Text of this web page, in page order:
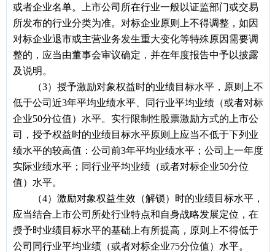
或者企业名单。上市公司所在行业一般以证监部门或交易
所发布的行业分类为准。对标企业原则上不得调整，如因
对标企业退市或主营业务发生重大变化等特殊原因需要调
整的，应当由董事会审议确定，并在年度报告中予以披露
及说明。
（3）授予激励对象权益时的业绩目标水平，原则上不
低于公司近3年平均业绩水平、同行业平均业绩（或者对标
企业50分位值）水平。实行限制性股票激励方式的上市公
司，授予权益时的业绩目标水平原则上应当不低于下列业
绩水平的较高值：公司前3年平均业绩水平；公司上一年度
实际业绩水平；同行业平均业绩（或者对标企业50分位
值）水平。
（4）激励对象权益生效（解锁）时的业绩目标水平，
应当结合上市公司所处行业特点和自身战略发展定位，在
授予时业绩目标水平的基础上有所提高，原则上不得低于
公司同行业平均业绩（或者对标企业75分位值）水平。